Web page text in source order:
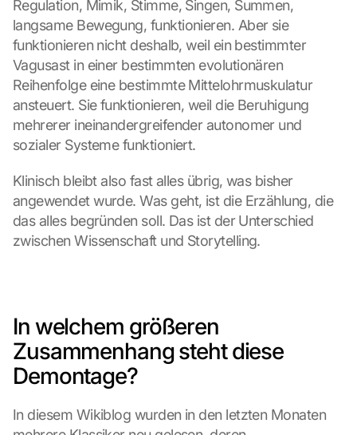
Regulation, Mimik, Stimme, Singen, Summen,
langsame Bewegung, funktionieren. Aber sie
funktionieren nicht deshalb, weil ein bestimmter
Vagusast in einer bestimmten evolutionären
Reihenfolge eine bestimmte Mittelohrmuskulatur
ansteuert. Sie funktionieren, weil die Beruhigung
mehrerer ineinandergreifender autonomer und
sozialer Systeme funktioniert.
Klinisch bleibt also fast alles übrig, was bisher
angewendet wurde. Was geht, ist die Erzählung, die
das alles begründen soll. Das ist der Unterschied
zwischen Wissenschaft und Storytelling.
In welchem größeren
Zusammenhang steht diese
Demontage?
In diesem Wikiblog wurden in den letzten Monaten